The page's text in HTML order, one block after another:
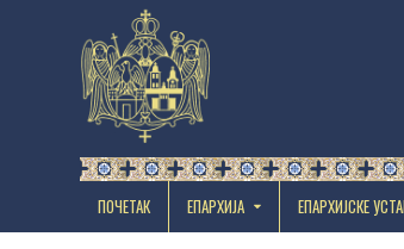
ПОЧЕТАК ЕПАРХИЈА EПАРХИЈСКЕ